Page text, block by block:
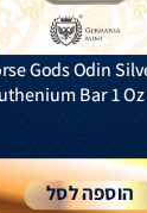
Gods Odin
Bar 1
הוספה לסל